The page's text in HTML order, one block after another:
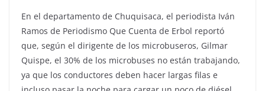
En el departamento de Chuquisaca, el periodista Iván
Ramos de Periodismo Que Cuenta de Erbol reportó
que, según el dirigente de los microbuseros, Gilmar
Quispe, el 30% de los microbuses no están trabajando,
ya que los conductores deben hacer largas filas e